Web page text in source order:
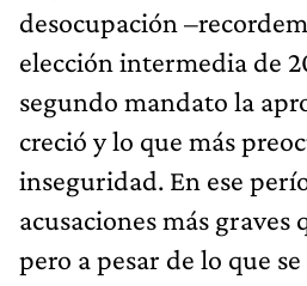
desocupación
elección intermedia de
segundo mandato la
creció y lo que más
inseguridad. En ese
acusaciones más graves
pero a pesar de lo que